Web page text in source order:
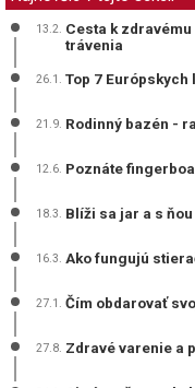
13.2. Cesta k
trávenia
26.1. Top 7
21.9. Rodinný bazén -
12.6. Poznáte
18.3. Blíži sa jar a s
16.3. Ako fungujú
27.1. Čím obdarovať
27.8. Zdravé varenie a